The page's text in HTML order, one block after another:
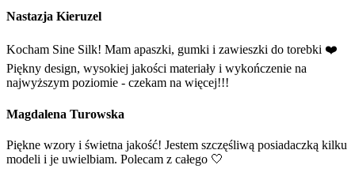
Nastazja Kieruzel
Kocham Sine Silk! Mam apaszki, gumki i zawieszki do torebki ❤️
Piękny design, wysokiej jakości materiały i wykończenie na
najwyższym poziomie - czekam na więcej!!!
Magdalena Turowska
Piękne wzory i świetna jakość! Jestem szczęśliwą posiadaczką kilku
modeli i je uwielbiam. Polecam z całego 🤍